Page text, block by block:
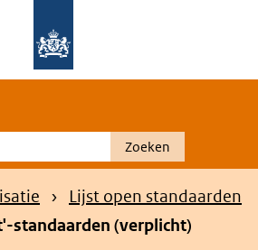
Zoeken
Lijst open standaarden
standaarden (verplicht)